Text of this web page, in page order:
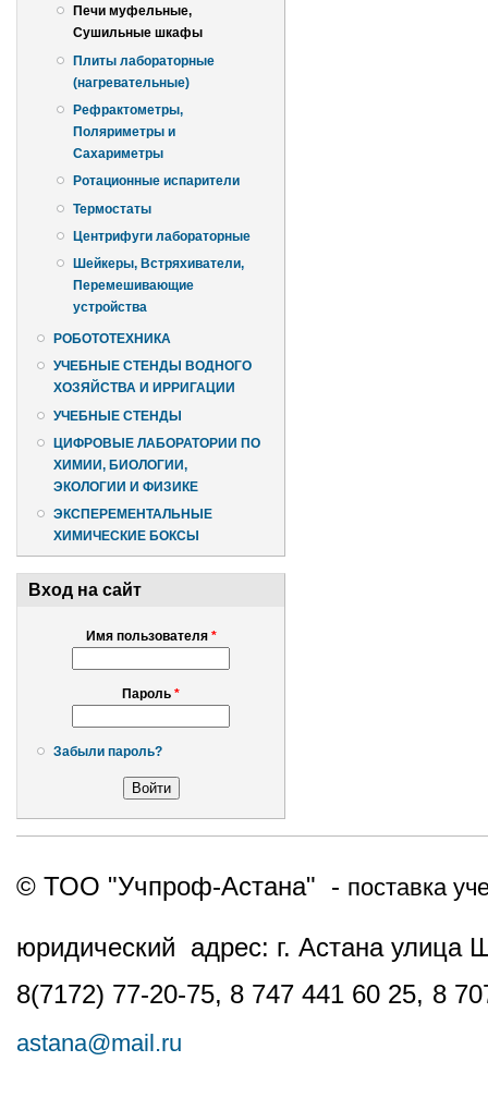
Печи муфельные,
Сушильные шкафы
Плиты лабораторные
(нагревательные)
Рефрактометры,
Поляриметры и
Сахариметры
Ротационные испарители
Термостаты
Центрифуги лабораторные
Шейкеры, Встряхиватели,
Перемешивающие
устройства
РОБОТОТЕХНИКА
УЧЕБНЫЕ СТЕНДЫ ВОДНОГО
ХОЗЯЙСТВА И ИРРИГАЦИИ
УЧЕБНЫЕ СТЕНДЫ
ЦИФРОВЫЕ ЛАБОРАТОРИИ ПО
ХИМИИ, БИОЛОГИИ,
ЭКОЛОГИИ И ФИЗИКЕ
ЭКСПЕРЕМЕНТАЛЬНЫЕ
ХИМИЧЕСКИЕ БОКСЫ
Вход на сайт
Имя пользователя *
Пароль *
Забыли пароль?
© ТОО "Учпроф-Астана" - поставка
юридический адрес: г. Астана
8(7172) 77-20-75, 8 747 441 60 25, 8
astana@mail.ru